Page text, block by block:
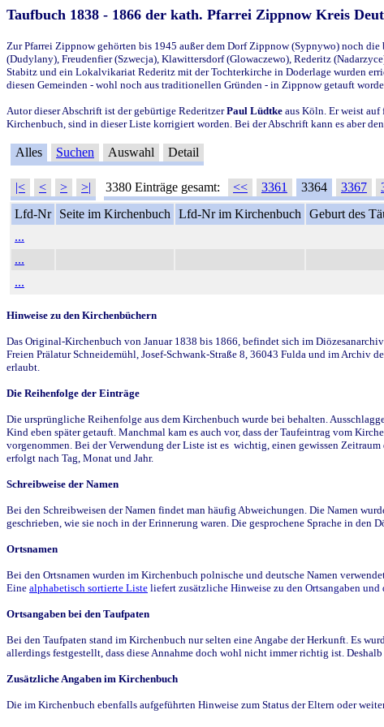
Taufbuch 1838 - 1866 der kath. Pfarrei Zippnow Kreis
Zur Pfarrei Zippnow gehörten bis 1945 außer dem Dorf Zippnow (Sypnywo) noch
(Dudylany), Freudenfier (Szwecja), Klawittersdorf (Glowaczewo), Rederitz
Stabitz und ein Lokalvikariat Rederitz mit der Tochterkirche in Doderlage wurden
diesen Gemeinden - wohl noch aus traditionellen Gründen - in Zippnow getauft
Autor dieser Abschrift ist der gebürtige RederitzerPaul Lüdtke aus Köln. Er weist
Kirchenbuch, sind in dieser Liste korrigiert worden. Bei der Abschrift kann es aber
Alles Suchen Auswahl Detail
|< < > >| 3380 Einträge gesamt: << 3361 3364 3367
Lfd-Nr
Seite im Kirchenbuch Lfd-Nr im Kirchenbuch Geburt des
...
...
...
Hinweise zu den Kirchenbüchern
Das Original-Kirchenbuch von Januar 1838 bis 1866, befindet sich im
Freien Prälatur Schneidemühl, Josef-Schwank-Straße 8, 36043 Fulda und im Archiv
erlaubt.
Die Reihenfolge der Einträge
Die ursprüngliche Reihenfolge aus dem Kirchenbuch wurde bei behalten.
Kind eben später getauft. Manchmal kam es auch vor, dass der Taufeintrag vom
vorgenommen. Bei der Verwendung der Liste ist es wichtig, einen gewissen
erfolgt nach Tag, Monat und Jahr.
Schreibweise der Namen
Bei den Schreibweisen der Namen findet man häufig Abweichungen. Die Namen
geschrieben, wie sie noch in der Erinnerung waren. Die gesprochene Sprache in
Ortsnamen
Bei den Ortsnamen wurden im Kirchenbuch polnische und deutsche Namen
Eine alphabetisch sortierte Liste liefert zusätzliche Hinweise zu den Ortsangaben
Ortsangaben bei den Taufpaten
Bei den Taufpaten stand im Kirchenbuch nur selten eine Angabe der Herkunft. Es
allerdings festgestellt, dass diese Annahme doch wohl nicht immer richtig ist.
Zusätzliche Angaben im Kirchenbuch
Die im Kirchenbuch ebenfalls aufgeführten Hinweise zum Status der Eltern oder